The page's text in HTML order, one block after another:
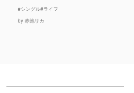
#シングル#ライフ
by 赤池リカ